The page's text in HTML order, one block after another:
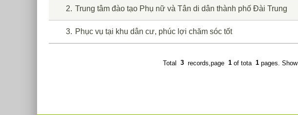
2 Trung tâm đào tạo Phụ nữ và Tân di dân thành phố Đài Trung
3 Phục vụ tại khu dân cư, phúc lợi chăm sóc tốt
Total 3 records,page 1 of tota 1 pages. Show